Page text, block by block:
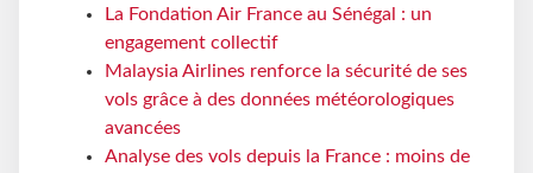
La Fondation Air France au Sénégal : un
engagement collectif
Malaysia Airlines renforce la sécurité de ses
vols grâce à des données météorologiques
avancées
Analyse des vols depuis la France : moins de